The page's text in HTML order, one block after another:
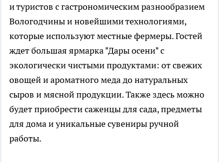
и туристов с гастрономическим разнообразием
Вологодчины и новейшими технологиями,
которые используют местные фермеры. Гостей
ждет большая ярмарка "Дары осени" с
экологически чистыми продуктами: от свежих
овощей и ароматного меда до натуральных
сыров и мясной продукции. Также здесь можно
будет приобрести саженцы для сада, предметы
для дома и уникальные сувениры ручной
работы.